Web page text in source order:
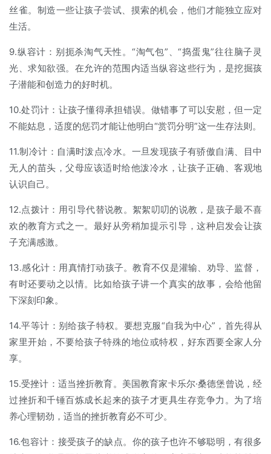
丝雀。制造一些让孩子尝试、摸索的机会，他们才能独立应对
生活。
9.纵容计：别扼杀淘气天性。“淘气包”、“捣蛋鬼”往往脑子灵
光、求知欲强。在允许的范围内适当纵容这些行为，是挖掘孩
子潜能和创造力的好时机。
10.处罚计：让孩子懂得承担错误。做错事了可以安慰，但一定
不能姑息，适度的惩罚才能让他明白“赏罚分明”这一生存法则。
11.制冷计：自满时泼点冷水。一旦发现孩子有骄傲自满、目中
无人的苗头，父母应该适时给他泼冷水，让孩子正确、客观地
认识自己。
12.点拨计：用引导代替说教。絮絮叨叨的说教，是孩子最不喜
欢的教育方式之一。最好从旁稍加提示引导，这种启发会让孩
子充满感激。
13.感化计：用真情打动孩子。教育不仅是灌输、劝导、监督，
有时还要动之以情。比如给孩子讲一个真实的故事，会给他留
下深刻印象。
14.平等计：别给孩子特权。要想克服“自我为中心”，首先得从
家里开始，不要给孩子特殊的地位或特权，好东西要全家人分
享。
15.受挫计：适当挫折教育。美国教育家卡乐尔·桑德堡曾说，经
过挫折和千锤百炼成长起来的孩子才更具生存竞争力。为了培
养心理韧劲，适当的挫折教育必不可少。
16.包容计：接受孩子的缺点。你的孩子也许不够聪明，有很多